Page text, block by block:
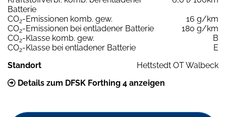
Batterie
CO2-Emissionen komb. gew.
16 g/km
CO2-Emissionen bei entladener Batterie
180 g/km
CO2-Klasse komb. gew.
B
CO2-Klasse bei entladener Batterie
E
Standort
Hettstedt OT Walbeck
Details zum DFSK Forthing 4 anzeigen